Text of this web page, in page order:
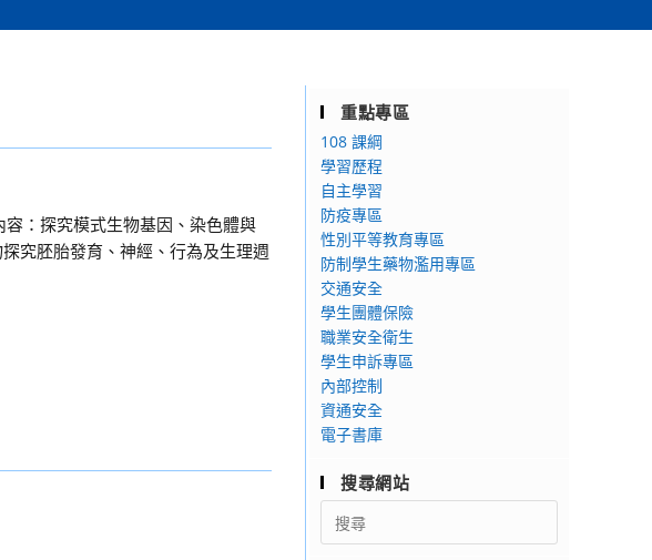
：探究模式生物基因、染色體與
究胚胎發育、神經、行為及生理週
重點專區
108 課綱
學習歷程
自主學習
防疫專區
性別平等教育專區
防制學生藥物濫用專區
交通安全
學生團體保險
職業安全衛生
學生申訴專區
內部控制
資通安全
電子書庫
搜尋網站
Search
for: